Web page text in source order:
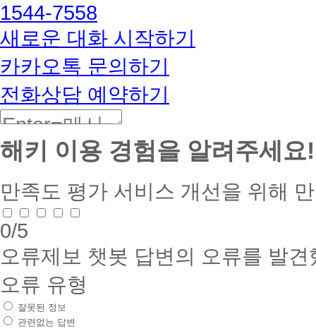
커
BETA
1544-7558
새로운 대화 시작하기
카카오톡 문의하기
전화상담 예약하기
해키 이용 경험을 알려주세요!
만족도 평가 서비스 개선을 위해
0/5
오류제보 챗봇 답변의 오류를 발
오류 유형
잘못된 정보
관련없는 답변